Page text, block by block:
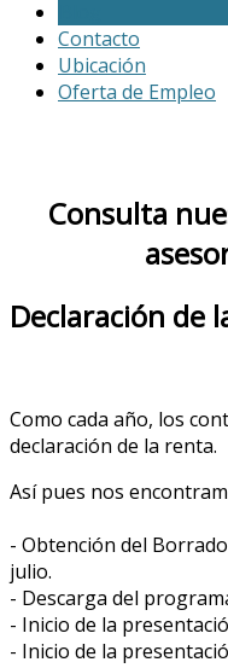
Contacto
Ubicación
Oferta de Empleo
Consulta
Declaración de
Como cada año, los
declaración de la renta.
Así pues nos
- Obtención del
julio.
- Descarga del
- Inicio de la
- Inicio de la